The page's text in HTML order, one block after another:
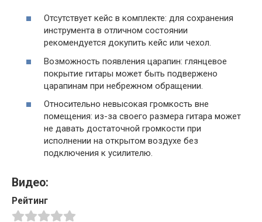
Отсутствует кейс в комплекте: для сохранения
инструмента в отличном состоянии
рекомендуется докупить кейс или чехол.
Возможность появления царапин: глянцевое
покрытие гитары может быть подвержено
царапинам при небрежном обращении.
Относительно невысокая громкость вне
помещения: из-за своего размера гитара может
не давать достаточной громкости при
исполнении на открытом воздухе без
подключения к усилителю.
Видео:
Рейтинг